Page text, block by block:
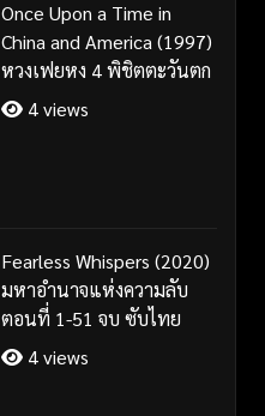
Once Upon a Time in
China and America (1997)
หวงเฟยหง 4 พิชิตตะวันตก
4 views
Fearless Whispers (2020)
มหาอำนาจแห่งความลับ
ตอนที่ 1-51 จบ ซับไทย
4 views